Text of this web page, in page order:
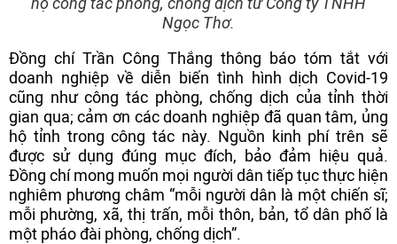
Ngọc Thơ.
Đồng chí Trần Công Thắng thông báo tóm tắt với
doanh nghiệp về diễn biến tình hình dịch Covid-19
cũng như công tác phòng, chống dịch của tỉnh thời
gian qua; cảm ơn các doanh nghiệp đã quan tâm, ủng
hộ tỉnh trong công tác này. Nguồn kinh phí trên sẽ
được sử dụng đúng mục đích, bảo đảm hiệu quả.
Đồng chí mong muốn mọi người dân tiếp tục thực hiện
nghiêm phương châm “mỗi người dân là một chiến sĩ;
mỗi phường, xã, thị trấn, mỗi thôn, bản, tổ dân phố là
một pháo đài phòng, chống dịch”.